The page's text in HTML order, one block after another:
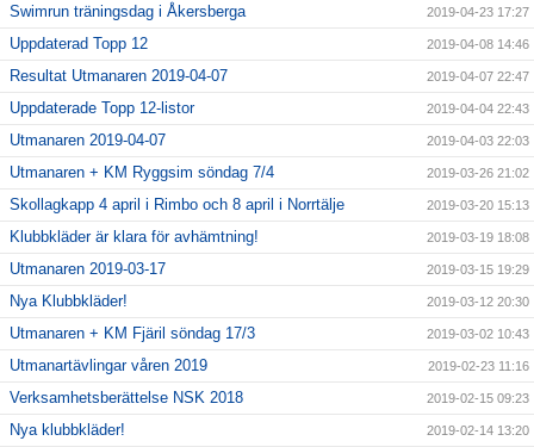
Swimrun träningsdag i Åkersberga 2019-04-23 17:27
Uppdaterad Topp 12 2019-04-08 14:46
Resultat Utmanaren 2019-04-07 2019-04-07 22:47
Uppdaterade Topp 12-listor 2019-04-04 22:43
Utmanaren 2019-04-07 2019-04-03 22:03
Utmanaren + KM Ryggsim söndag 7/4 2019-03-26 21:02
Skollagkapp 4 april i Rimbo och 8 april i Norrtälje 2019-03-20 15:13
Klubbkläder är klara för avhämtning! 2019-03-19 18:08
Utmanaren 2019-03-17 2019-03-15 19:29
Nya Klubbkläder! 2019-03-12 20:30
Utmanaren + KM Fjäril söndag 17/3 2019-03-02 10:43
Utmanartävlingar våren 2019 2019-02-23 11:16
Verksamhetsberättelse NSK 2018 2019-02-15 09:23
Nya klubbkläder! 2019-02-14 13:20